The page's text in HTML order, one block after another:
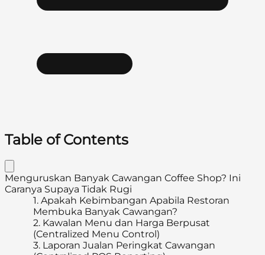
Table of Contents
Menguruskan Banyak Cawangan Coffee Shop? Ini
Caranya Supaya Tidak Rugi
1. Apakah Kebimbangan Apabila Restoran
Membuka Banyak Cawangan?
2. Kawalan Menu dan Harga Berpusat
(Centralized Menu Control)
3. Laporan Jualan Peringkat Cawangan